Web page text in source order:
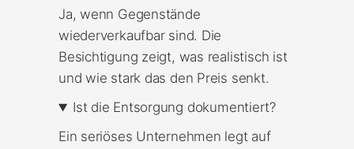
Ja, wenn Gegenstände
wiederverkaufbar sind. Die
Besichtigung zeigt, was realistisch ist
und wie stark das den Preis senkt.
Ist die Entsorgung dokumentiert?
Ein seriöses Unternehmen legt auf